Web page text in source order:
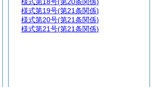
様式第19号(第21条関係)
様式第20号(第21条関係)
様式第21号(第21条関係)